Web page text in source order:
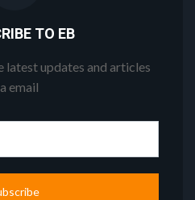
TO EB
latest updates and articles
email